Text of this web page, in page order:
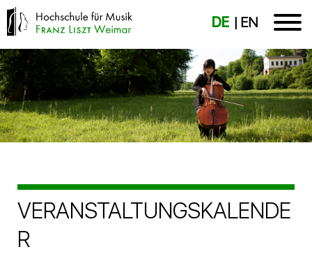
DE EN
VERANSTALTUNGSKALENDE
R